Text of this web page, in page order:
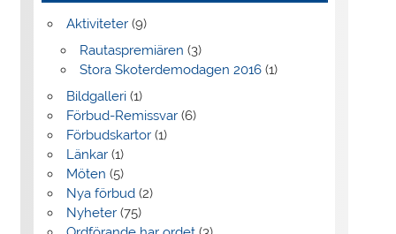
Aktiviteter(9)
Rautaspremiären (3)
Stora Skoterdemodagen 2016 (1)
Bildgalleri(1)
Förbud-Remissvar(6)
Förbudskartor(1)
Länkar(1)
Möten (5)
Nya förbud(2)
Nyheter(75)